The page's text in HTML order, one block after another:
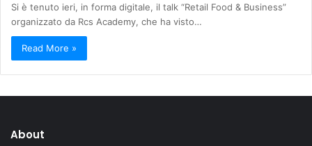
Si è tenuto ieri, in forma digitale, il talk “Retail Food & Business”
organizzato da Rcs Academy, che ha visto…
Read More »
About